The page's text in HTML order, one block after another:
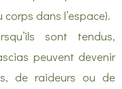
dans l’espace).
sont tendus,
peuvent devenir
de raideurs ou de